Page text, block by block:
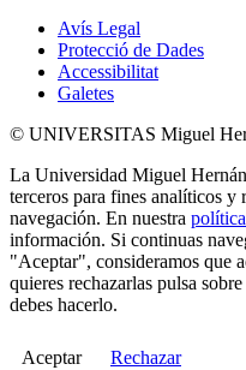
Avís Legal
Protecció de Dades
Accessibilitat
Galetes
© UNIVERSITAS Miguel
La Universidad Miguel
terceros para fines analíticos y
navegación. En nuestra
información. Si continuas
"Aceptar", consideramos que
quieres rechazarlas pulsa
debes hacerlo.
Aceptar Rechazar